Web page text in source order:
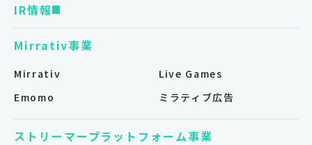
IR情報
Mirrativ事業
Mirrativ
Live Games
Emomo
ミラティブ広告
ストリーマープラットフォーム事業